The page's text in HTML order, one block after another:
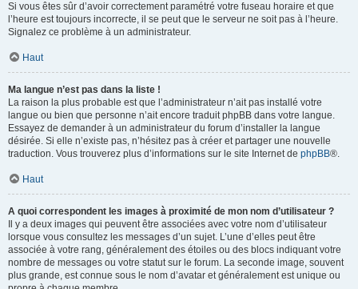
Si vous êtes sûr d’avoir correctement paramétré votre fuseau horaire et que
l’heure est toujours incorrecte, il se peut que le serveur ne soit pas à l’heure.
Signalez ce problème à un administrateur.
Haut
Ma langue n’est pas dans la liste !
La raison la plus probable est que l’administrateur n’ait pas installé votre
langue ou bien que personne n’ait encore traduit phpBB dans votre langue.
Essayez de demander à un administrateur du forum d’installer la langue
désirée. Si elle n’existe pas, n’hésitez pas à créer et partager une nouvelle
traduction. Vous trouverez plus d’informations sur le site Internet de phpBB®.
Haut
A quoi correspondent les images à proximité de mon nom d’utilisateur ?
Il y a deux images qui peuvent être associées avec votre nom d’utilisateur
lorsque vous consultez les messages d’un sujet. L’une d’elles peut être
associée à votre rang, généralement des étoiles ou des blocs indiquant votre
nombre de messages ou votre statut sur le forum. La seconde image, souvent
plus grande, est connue sous le nom d’avatar et généralement est unique ou